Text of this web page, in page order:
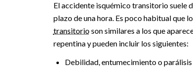
El accidente isquémico transitorio suele
plazo de una hora. Es poco habitual que
transitorioson similares a los que
repentina y pueden incluir los siguientes:
Debilidad, entumecimiento o